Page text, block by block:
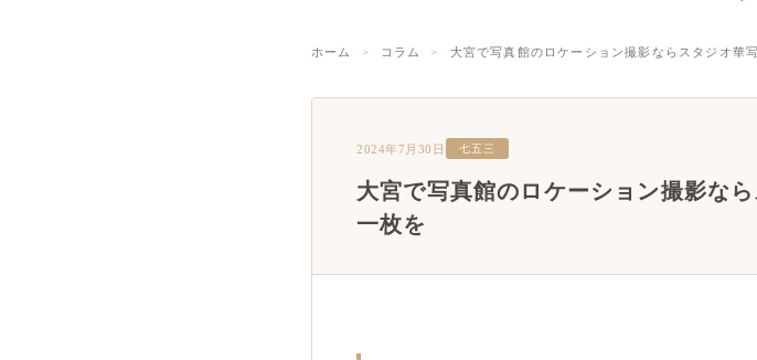
ホーム コラム 大宮で写真館のロケーション撮影ならスタジオ華
2024年7月30日 七五三
大宮で写真館のロケーション撮影な
一枚を